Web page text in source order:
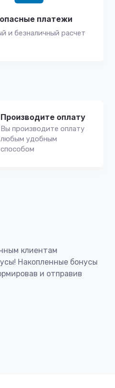
платежи
и безналичный расчет
Производите оплату
Вы производите оплату
любым удобным
способом
клиентам
Накопленные бонусы
и отправив